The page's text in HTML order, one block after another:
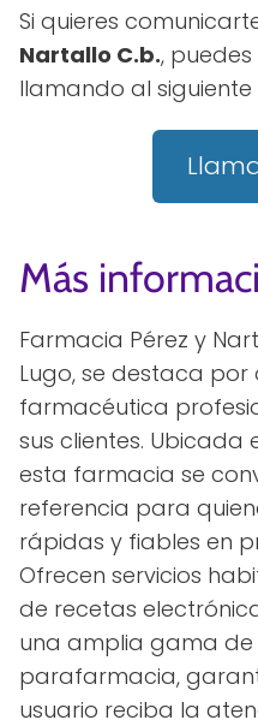
Si quieres
Nartallo C.b.,
llamando al siguiente
Más
Farmacia Pérez y
Lugo, se destaca
farmacéutica
sus clientes. Ubicada
esta farmacia se
referencia para
rápidas y fiables en
Ofrecen servicios
de recetas
una amplia gama
parafarmacia,
usuario reciba la